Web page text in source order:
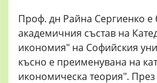
Проф. дн Райна Сергиенко е
академичния състав на
икономия" на Софийския
късно е преименувана на
икономическа теория".